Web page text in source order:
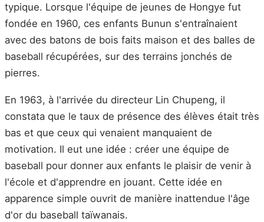
typique. Lorsque l'équipe de jeunes de Hongye fut
fondée en 1960, ces enfants Bunun s'entraînaient
avec des batons de bois faits maison et des balles de
baseball récupérées, sur des terrains jonchés de
pierres.
En 1963, à l'arrivée du directeur Lin Chupeng, il
constata que le taux de présence des élèves était très
bas et que ceux qui venaient manquaient de
motivation. Il eut une idée : créer une équipe de
baseball pour donner aux enfants le plaisir de venir à
l'école et d'apprendre en jouant. Cette idée en
apparence simple ouvrit de manière inattendue l'âge
d'or du baseball taïwanais.